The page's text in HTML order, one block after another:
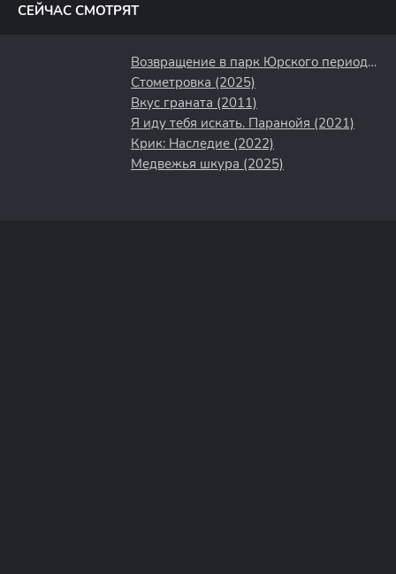
СЕЙЧАС СМОТРЯТ
Возвращение в парк Юрского периода (2025)
Стометровка (2025)
Вкус граната (2011)
Я иду тебя искать. Паранойя (2021)
Крик: Наследие (2022)
Медвежья шкура (2025)